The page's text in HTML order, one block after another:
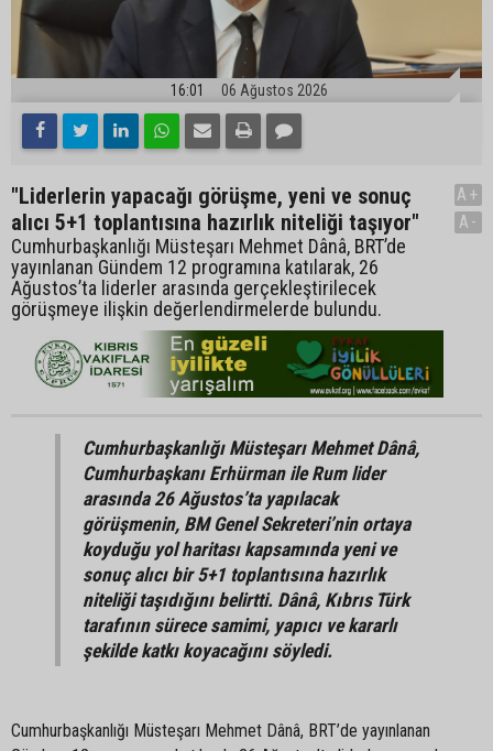
16:01 06 Ağustos 2026
"Liderlerin yapacağı görüşme, yeni ve sonuç
alıcı 5+1 toplantısına hazırlık niteliği taşıyor"
Cumhurbaşkanlığı Müsteşarı Mehmet Dânâ, BRT’de
yayınlanan Gündem 12 programına katılarak, 26
Ağustos’ta liderler arasında gerçekleştirilecek
görüşmeye ilişkin değerlendirmelerde bulundu.
A+
A-
Cumhurbaşkanlığı Müsteşarı Mehmet Dânâ,
Cumhurbaşkanı Erhürman ile Rum lider
arasında 26 Ağustos’ta yapılacak
görüşmenin, BM Genel Sekreteri’nin ortaya
koyduğu yol haritası kapsamında yeni ve
sonuç alıcı bir 5+1 toplantısına hazırlık
niteliği taşıdığını belirtti. Dânâ, Kıbrıs Türk
tarafının sürece samimi, yapıcı ve kararlı
şekilde katkı koyacağını söyledi.
Cumhurbaşkanlığı Müsteşarı Mehmet Dânâ, BRT’de yayınlanan